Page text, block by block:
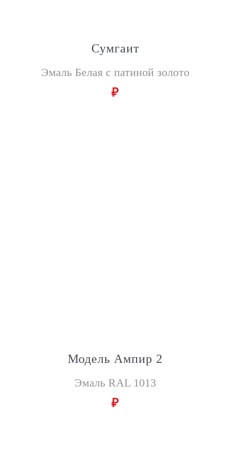
Сумгаит
Эмаль Белая с патиной золото
₽
Модель Ампир 2
Эмаль RAL 1013
₽